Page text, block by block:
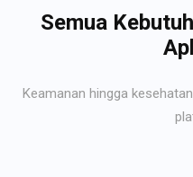
Semua
Keamanan hingga